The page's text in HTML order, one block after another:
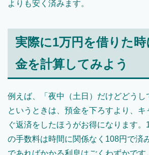
よりも安く済みます。
実際に1万円を借りた
金を計算してみよう
例えば、「夜中（土日）だけどどうし
というときは、預金を下ろすより、
ぐ返済をしたほうがお得になります。
の手数料は時間に関係なく108円で済